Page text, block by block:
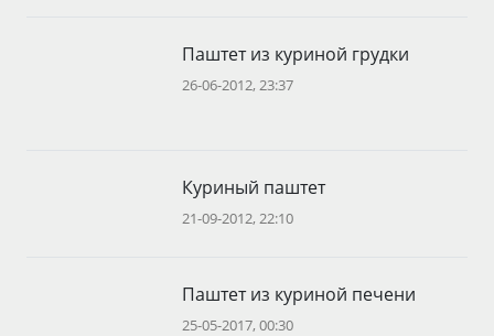
Паштет из куриной грудки
26-06-2012, 23:37
Куриный паштет
21-09-2012, 22:10
Паштет из куриной печени
25-05-2017, 00:30